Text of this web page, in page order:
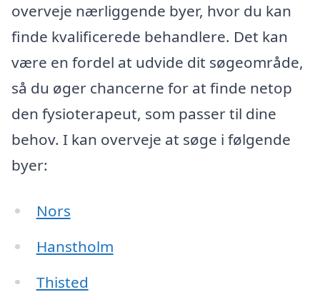
overveje nærliggende byer, hvor du kan
finde kvalificerede behandlere. Det kan
være en fordel at udvide dit søgeområde,
så du øger chancerne for at finde netop
den fysioterapeut, som passer til dine
behov. I kan overveje at søge i følgende
byer:
Nors
Hanstholm
Thisted